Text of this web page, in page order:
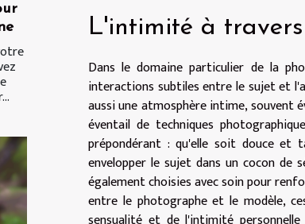
L'intimité à
Dans le domaine particulier de la
interactions subtiles entre le sujet et
aussi une atmosphère intime, souvent
éventail de techniques
prépondérant : qu'elle soit douce et
envelopper le sujet dans un cocon de
également choisies avec soin pour
entre le photographe et le modèle,